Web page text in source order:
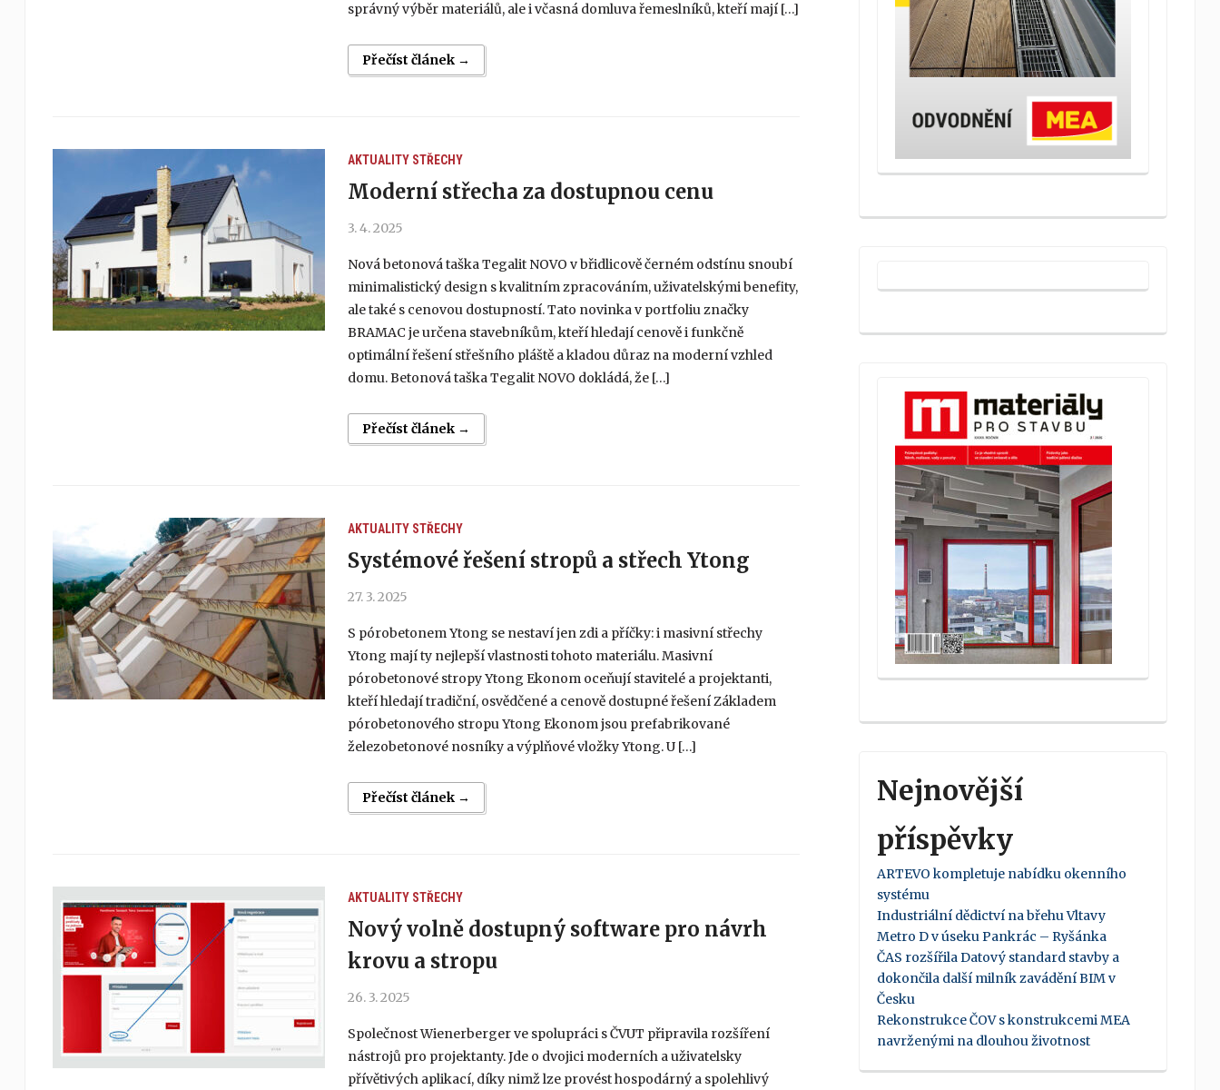
správný výběr materiálů, ale i včasná domluva řemeslníků, kteří mají […]
Přečíst článek →
AKTUALITY STŘECHY
Moderní střecha za dostupnou cenu
3. 4. 2025
Nová betonová taška Tegalit NOVO v břidlicově černém odstínu snoubí
minimalistický design s kvalitním zpracováním, uživatelskými benefity,
ale také s cenovou dostupností. Tato novinka v portfoliu značky
BRAMAC je určena stavebníkům, kteří hledají cenově i funkčně
optimální řešení střešního pláště a kladou důraz na moderní vzhled
domu. Betonová taška Tegalit NOVO dokládá, že […]
Přečíst článek →
AKTUALITY STŘECHY
Systémové řešení stropů a střech Ytong
27. 3. 2025
S pórobetonem Ytong se nestaví jen zdi a příčky: i masivní střechy
Ytong mají ty nejlepší vlastnosti tohoto materiálu. Masivní
pórobetonové stropy Ytong Ekonom oceňují stavitelé a projektanti,
kteří hledají tradiční, osvědčené a cenově dostupné řešení Základem
pórobetonového stropu Ytong Ekonom jsou prefabrikované
železobetonové nosníky a výplňové vložky Ytong. U […]
Přečíst článek →
AKTUALITY STŘECHY
Nový volně dostupný software pro návrh
krovu a stropu
26. 3. 2025
Společnost Wienerberger ve spolupráci s ČVUT připravila rozšíření
nástrojů pro projektanty. Jde o dvojici moderních a uživatelsky
přívětivých aplikací, díky nimž lze provést hospodárný a spolehlivý
Nejnovější
příspěvky
ARTEVO kompletuje nabídku okenního
systému
Industriální dědictví na břehu Vltavy
Metro D v úseku Pankrác – Ryšánka
ČAS rozšířila Datový standard stavby a
dokončila další milník zavádění BIM v
Česku
Rekonstrukce ČOV s konstrukcemi MEA
navrženými na dlouhou životnost